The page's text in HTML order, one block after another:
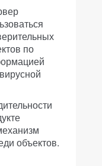
по
объектов.